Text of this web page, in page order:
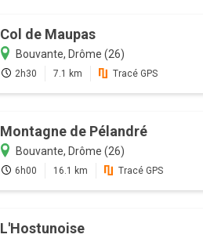
Col de Maupas
Bouvante, Drôme (26)
2h30 7.1 km Tracé GPS
Montagne de Pélandré
Bouvante, Drôme (26)
6h00 16.1 km Tracé GPS
L'Hostunoise